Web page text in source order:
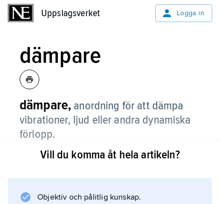
Uppslagsverket Logga in
dämpare
dämpare, anordning för att dämpa
vibrationer, ljud eller andra dynamiska
förlopp.
(jämför
materialdämpning, strömningsmotstånd eller
Vill du komma åt hela artikeln?
Objektiv och pålitlig kunskap.